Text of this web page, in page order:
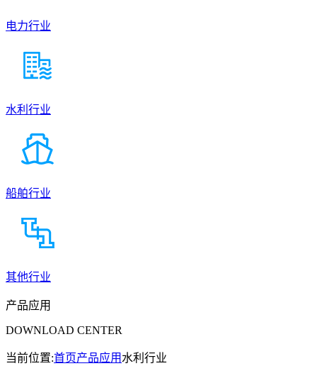
电力行业
水利行业
船舶行业
其他行业
产品应用
DOWNLOAD CENTER
当前位置:首页产品应用 水利行业